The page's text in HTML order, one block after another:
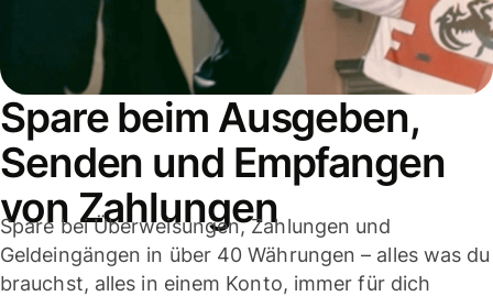
Spare beim Ausgeben,
Senden und Empfangen
von Zahlungen
Spare bei Überweisungen, Zahlungen und
Geldeingängen in über 40 Währungen – alles was du
brauchst, alles in einem Konto, immer für dich